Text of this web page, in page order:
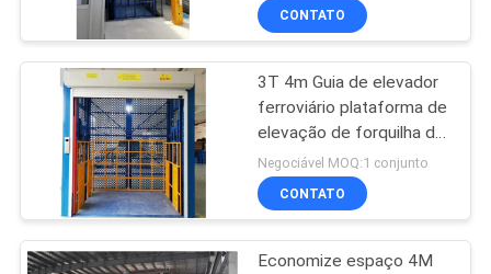
CONTROLE
QUALIDADE
CONTACTE-
NOS
O móbil Scissor o
elevador
157
de transporte para
elevação de carga
CONTATO
3T 4m Guia de elevador
ferroviário plataforma de
elevação de forquilha de
cisalhamento com botão
de parada de
emergência para carga
Negociável MOQ:1 conjunto
CONTATO
Economize espaço 4M